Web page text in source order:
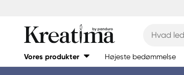
Vores produkter Højeste bedømmelse